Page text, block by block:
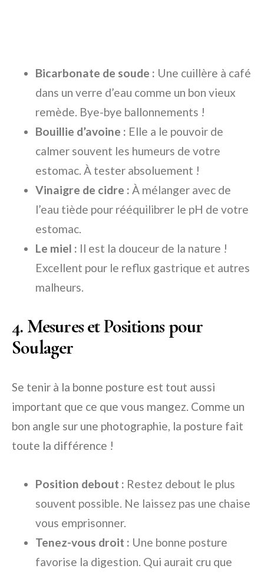
Bicarbonate de soude : Une cuillère à café
dans un verre d’eau comme un bon vieux
remède. Bye-bye ballonnements !
Bouillie d’avoine : Elle a le pouvoir de
calmer souvent les humeurs de votre
estomac. À tester absoluement !
Vinaigre de cidre : À mélanger avec de
l’eau tiède pour rééquilibrer le pH de votre
estomac.
Le miel : Il est la douceur de la nature !
Excellent pour le reflux gastrique et autres
malheurs.
4. Mesures et Positions pour
Soulager
Se tenir à la bonne posture est tout aussi
important que ce que vous mangez. Comme un
bon angle sur une photographie, la posture fait
toute la différence !
Position debout : Restez debout le plus
souvent possible. Ne laissez pas une chaise
vous emprisonner.
Tenez-vous droit : Une bonne posture
favorise la digestion. Qui aurait cru que